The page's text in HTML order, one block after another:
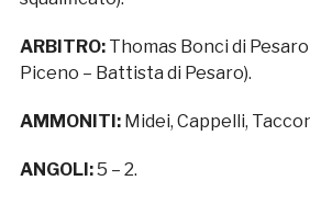
ARBITRO: Thomas Bonci di
Piceno – Battista di Pesaro).
AMMONITI: Midei, Cappelli,
ANGOLI:5 – 2.